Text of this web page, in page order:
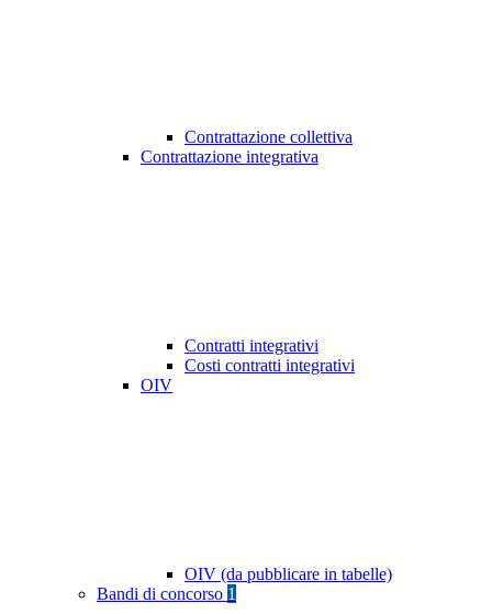
Contrattazione collettiva
Contrattazione integrativa
Contratti integrativi
Costi contratti integrativi
OIV
OIV (da pubblicare in tabelle)
Bandi di concorso 1